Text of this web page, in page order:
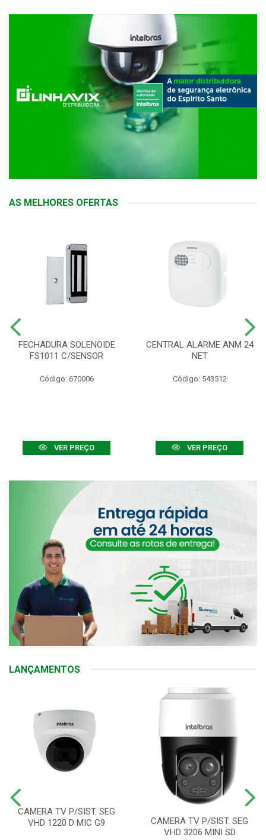
AS MELHORES OFERTAS
FECHADURA SOLENOIDE
FS1011 C/SENSOR
Código: 670006
VER PREÇO
CENTRAL ALARME ANM 24
NET
Código: 543512
VER PREÇO
LANÇAMENTOS
CAMERA TV P/SIST. SEG
VHD 1220 D MIC G9
CAMERA TV P/SIST. SEG
VHD 3206 MINI SD